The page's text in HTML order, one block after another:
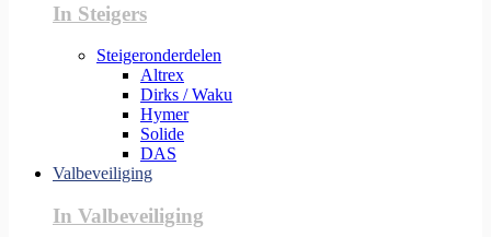
In Steigers
Steigeronderdelen
Altrex
Dirks / Waku
Hymer
Solide
DAS
Valbeveiliging
In Valbeveiliging